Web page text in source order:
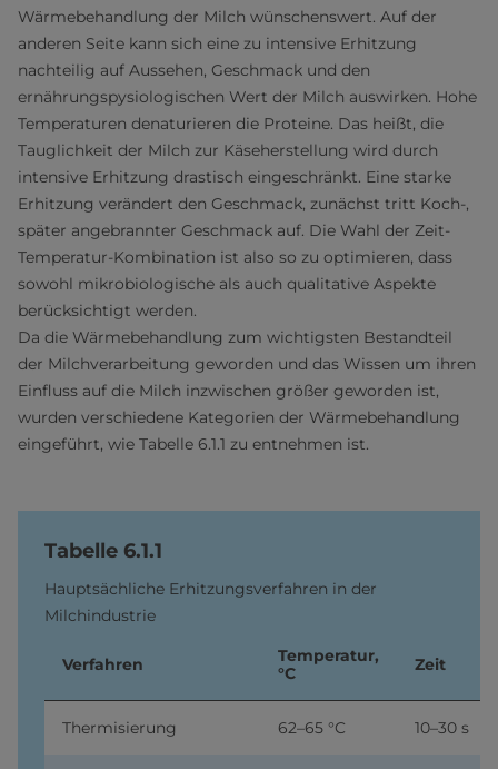
Wärmebehandlung der Milch wünschenswert. Auf der
anderen Seite kann sich eine zu intensive Erhitzung
nachteilig auf Aussehen, Geschmack und den
ernährungspysiologischen Wert der Milch auswirken. Hohe
Temperaturen denaturieren die Proteine. Das heißt, die
Tauglichkeit der Milch zur Käseherstellung wird durch
intensive Erhitzung drastisch eingeschränkt. Eine starke
Erhitzung verändert den Geschmack, zunächst tritt Koch-,
später angebrannter Geschmack auf. Die Wahl der Zeit-
Temperatur-Kombination ist also so zu optimieren, dass
sowohl mikrobiologische als auch qualitative Aspekte
berücksichtigt werden.
Da die Wärmebehandlung zum wichtigsten Bestandteil
der Milchverarbeitung geworden und das Wissen um ihren
Einfluss auf die Milch inzwischen größer geworden ist,
wurden verschiedene Kategorien der Wärmebehandlung
eingeführt, wie Tabelle 6.1.1 zu entnehmen ist.
Tabelle 6.1.1
Hauptsächliche Erhitzungsverfahren in der
Milchindustrie
Verfahren
Temperatur,
°C
Zeit
Thermisierung 62–65 °C 10–30 s